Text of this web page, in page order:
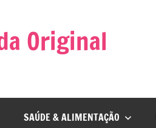
Original
SAÚDE & ALIMENTAÇÃO